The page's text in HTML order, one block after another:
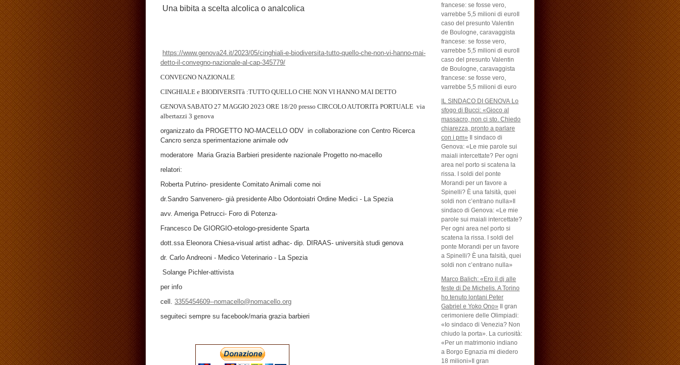
Una bibita a scelta alcolica o analcolica
https://www.genova24.it/2023/05/cinghiali-e-biodiversita-tutto-quello-che-non-vi-hanno-mai-
detto-il-convegno-nazionale-al-cap-345779/
CONVEGNO NAZIONALE
CINGHIALE e BIODIVERSITà :TUTTO QUELLO CHE NON VI HANNO MAI DETTO
GENOVA SABATO 27 MAGGIO 2023 ORE 18/20 presso CIRCOLO AUTORITà PORTUALE via
albertazzi 3 genova
organizzato da PROGETTO NO-MACELLO ODV in collaborazione con Centro Ricerca
Cancro senza sperimentazione animale odv
moderatore Maria Grazia Barbieri presidente nazionale Progetto no-macello
relatori:
Roberta Putrino- presidente Comitato Animali come noi
dr.Sandro Sanvenero- già presidente Albo Odontoiatri Ordine Medici - La Spezia
avv. Ameriga Petrucci- Foro di Potenza-
Francesco De GIORGIO-etologo-presidente Sparta
dott.ssa Eleonora Chiesa-visual artist adhac- dip. DIRAAS- università studi genova
dr. Carlo Andreoni - Medico Veterinario - La Spezia
Solange Pichler-attivista
per info
cell. 3355454609--nomacello@nomacello.org
seguiteci sempre su facebook/maria grazia barbieri
francese: se fosse vero,
varrebbe 5,5 milioni di euroIl
caso del presunto Valentin
de Boulogne, caravaggista
francese: se fosse vero,
varrebbe 5,5 milioni di euroIl
caso del presunto Valentin
de Boulogne, caravaggista
francese: se fosse vero,
varrebbe 5,5 milioni di euro
IL SINDACO DI GENOVA Lo
sfogo di Bucci: «Gioco al
massacro, non ci sto. Chiedo
chiarezza, pronto a parlare
con i pm»
Il sindaco di
Genova: «Le mie parole sui
maiali intercettate? Per ogni
area nel porto si scatena la
rissa. I soldi del ponte
Morandi per un favore a
Spinelli? È una falsità, quei
soldi non c’entrano nulla»Il
sindaco di Genova: «Le mie
parole sui maiali intercettate?
Per ogni area nel porto si
scatena la rissa. I soldi del
ponte Morandi per un favore
a Spinelli? È una falsità, quei
soldi non c’entrano nulla»
Marco Balich: «Ero il dj alle
feste di De Michelis. A Torino
ho tenuto lontani Peter
Gabriel e Yoko Ono»
Il gran
cerimoniere delle Olimpiadi:
«Io sindaco di Venezia? Non
chiudo la porta». La curiosità:
«Per un matrimonio indiano
a Borgo Egnazia mi diedero
18 milioni»Il gran